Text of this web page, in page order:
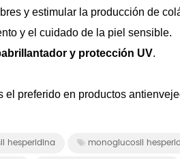
y estimular la producción de
y el cuidado de la piel sensible.
abrillantador y protección UV.
el preferido en productos
hesperidina
monoglucosil